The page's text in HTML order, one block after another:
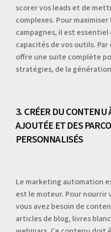
scorer vos leads et de
complexes. Pour
campagnes, il est
capacités de vos outils. Par
offre une suite complète
stratégies, de la
3. CRÉER DU CONTENU
AJOUTÉE ET DES
PERSONNALISÉS
Le marketing automation
est le moteur. Pour nourrir
vous avez besoin de
articles de blog, livres